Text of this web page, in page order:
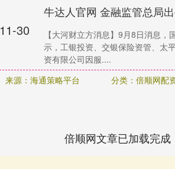
11-30
牛达人官网 金融监管总局
【大河财立方消息】9月8日消息
示，工银投资、交银保险资管、太
资有限公司因服....
来源：海通策略平台
分类：倍顺网配
倍顺网文章已加载完成